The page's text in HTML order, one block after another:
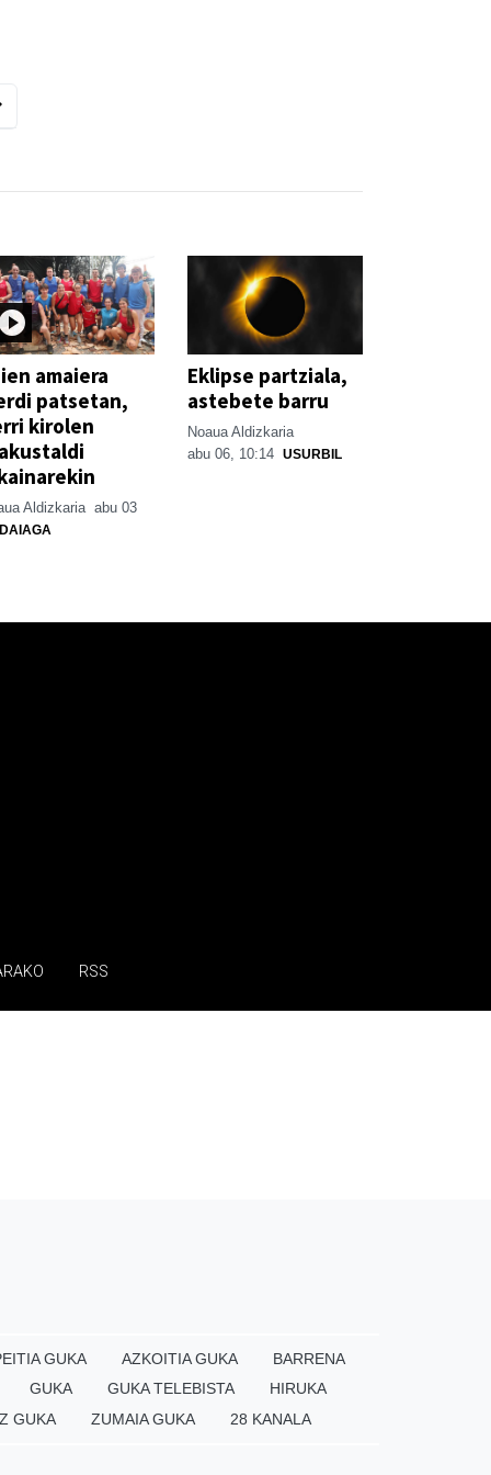
amaiera
patsetan,
kirolen
Aldizkaria abu 03
Eklipse partziala,
astebete barru
Noaua Aldizkaria
abu 06, 10:14 USURBIL
RSS
GUKA AZKOITIA GUKA
BARRENA
GUKA
GUKA TELEBISTA
HIRUKA
GUKA
ZUMAIA GUKA 28 KANALA